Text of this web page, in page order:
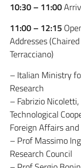
10:30 – 11:00
11:00 – 12:15
Addresses
Terracciano)
– Italian Ministry
Research
– Fabrizio
Technological
Foreign Affairs
– Prof Massimo
Research Council